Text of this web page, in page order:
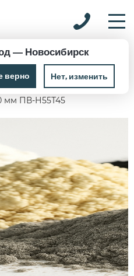
— Новосибирск
верно Нет, изменить
порошки
мм ПВ-Н55Т45